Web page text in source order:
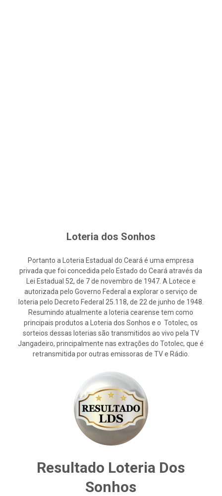
Loteria dos Sonhos
Portanto a Loteria Estadual do Ceará é uma empresa
privada que foi concedida pelo Estado do Ceará através da
Lei Estadual 52, de 7 de novembro de 1947. A Lotece e
autorizada pelo Governo Federal a explorar o serviço de
loteria pelo Decreto Federal 25.118, de 22 de junho de 1948.
Resumindo atualmente a loteria cearense tem como
principais produtos a Loteria dos Sonhos e o Totolec, os
sorteios dessas loterias são transmitidos ao vivo pela TV
Jangadeiro, principalmente nas extrações do Totolec, que é
retransmitida por outras emissoras de TV e Rádio.
Resultado Loteria Dos
Sonhos